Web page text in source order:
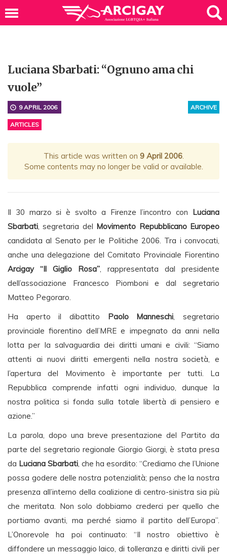
Luciana Sbarbati: “Ognuno ama chi
vuole”
ARCHIVE
9 APRIL 2006
ARTICLES
This article was written on 9 April 2006.
Some contents may no longer be valid or available.
Il 30 marzo si è svolto a Firenze l’incontro con Luciana
Sbarbati, segretaria del Movimento Repubblicano Europeo
candidata al Senato per le Politiche 2006. Tra i convocati,
anche una delegazione del Comitato Provinciale Fiorentino
Arcigay “Il Giglio Rosa”, rappresentata dal presidente
dell’associazione Francesco Piomboni e dal segretario
Matteo Pegoraro.
Ha aperto il dibattito Paolo Manneschi, segretario
provinciale fiorentino dell’MRE e impegnato da anni nella
lotta per la salvaguardia dei diritti umani e civili: “Siamo
attenti ai nuovi diritti emergenti nella nostra società, e
l’apertura del Movimento è importante per tutti. La
Repubblica comprende infatti ogni individuo, dunque la
nostra politica si fonda sulla totale libertà di pensiero e
azione.”
La parola, dopo una breve presentazione del Partito da
parte del segretario regionale Giorgio Giorgi, è stata presa
da Luciana Sbarbati, che ha esordito: “Crediamo che l’Unione
possa godere delle nostra potenzialità; penso che la nostra
presenza all’interno della coalizione di centro-sinistra sia più
che meritata. Non solo dobbiamo crederci per quello che
portiamo avanti, ma perché siamo il partito dell’Europa”.
L’Onorevole ha poi continuato: “Il nostro obiettivo è
diffondere un messaggio laico, di tolleranza e diritti civili per